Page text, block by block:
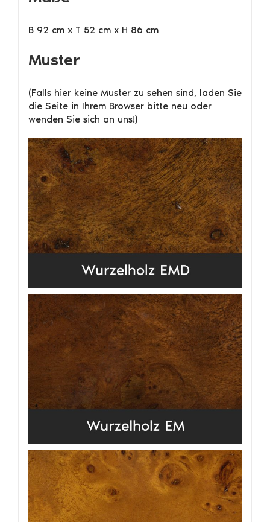
B 92 cm x T 52 cm x H 86 cm
Muster
(Falls hier keine Muster zu sehen sind, laden Sie
die Seite in Ihrem Browser bitte neu oder
wenden Sie sich an uns!)